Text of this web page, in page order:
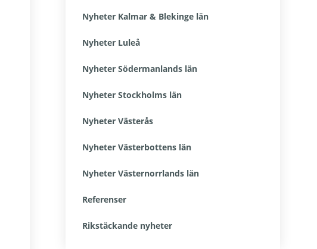
Nyheter Kalmar & Blekinge län
Nyheter Luleå
Nyheter Södermanlands län
Nyheter Stockholms län
Nyheter Västerås
Nyheter Västerbottens län
Nyheter Västernorrlands län
Referenser
Rikstäckande nyheter